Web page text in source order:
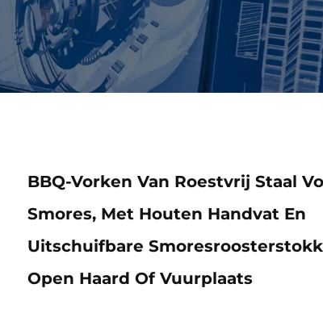
BBQ-Vorken Van Roestvrij Staal
Smores, Met Houten Handvat En
Uitschuifbare
Open Haard Of Vuurplaats